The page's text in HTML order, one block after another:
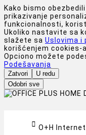
Kako bismo
prikazivanje
funkcionalnosti,
Ukoliko nastavite sa
slažete sa Uslovima i
korišćenjem cookies-a.
Opciono možete
Podešavanja
Zatvori
U redu
Odobri sve
 O+H